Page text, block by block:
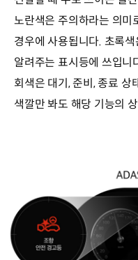
노란색은 주의하라는 의미
경우에 사용됩니다. 초록
알려주는 표시등에 쓰입니
회색은 대기, 준비, 종료 상
색깔만 봐도 해당 기능의